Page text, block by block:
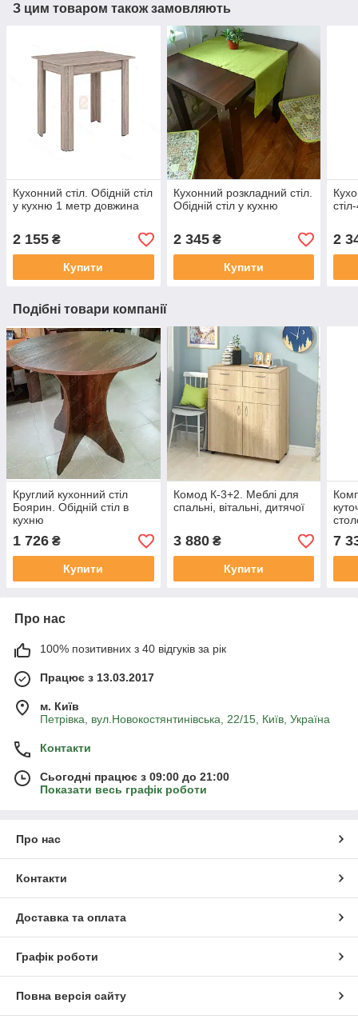
З цим товаром також замовляють
Кухонний стіл. Обідній стіл
у кухню 1 метр довжина
2 155 ₴
Купити
Кухонний розкладний стіл.
Обідній стіл у кухню
2 345₴
Купити
2
Подібні товари компанії
Круглий кухонний стіл
Боярин. Обідній стіл в
кухню
1 726 ₴
Купити
Комод К-3+2. Меблі для
спальні, вітальні, дитячої
3 880₴
Купити
7
Про нас
100% позитивних з 40 відгуків за рік
Працює з 13.03.2017
м. Київ
Петрівка, вул.Новокостянтинівська, 22/15, Київ, Україна
Контакти
Сьогодні працює з 09:00 до 21:00
Показати весь графік роботи
Про нас
Контакти
Доставка та оплата
Графік роботи
Повна версія сайту